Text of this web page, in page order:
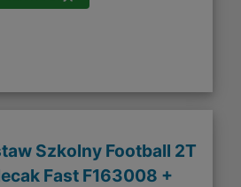
Szkolny Football 2T
Fast F163008 +